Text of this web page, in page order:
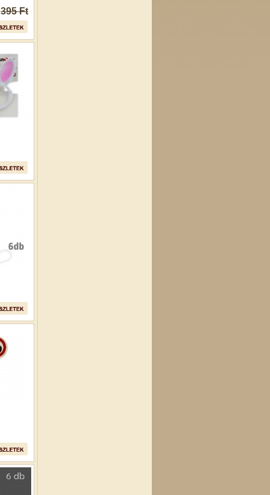
395 Ft